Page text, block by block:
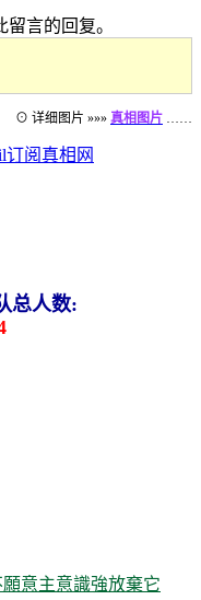
言的回复。
⊙ 详细图片 »»» 真相图片 ……
总人数:
意主意識強放棄它